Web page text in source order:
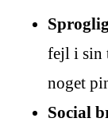
fejl i sin
noget
Social